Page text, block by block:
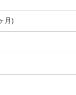
月)